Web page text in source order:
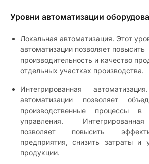
Уровни автоматизации
Локальная автоматизация. Этот
автоматизации позволяет повысить
производительность и качество
отдельных участках производства.
Интегрированная
автоматизации позволяет
производственные процессы
управления.
позволяет повысить
предприятия, снизить затраты и
продукции.